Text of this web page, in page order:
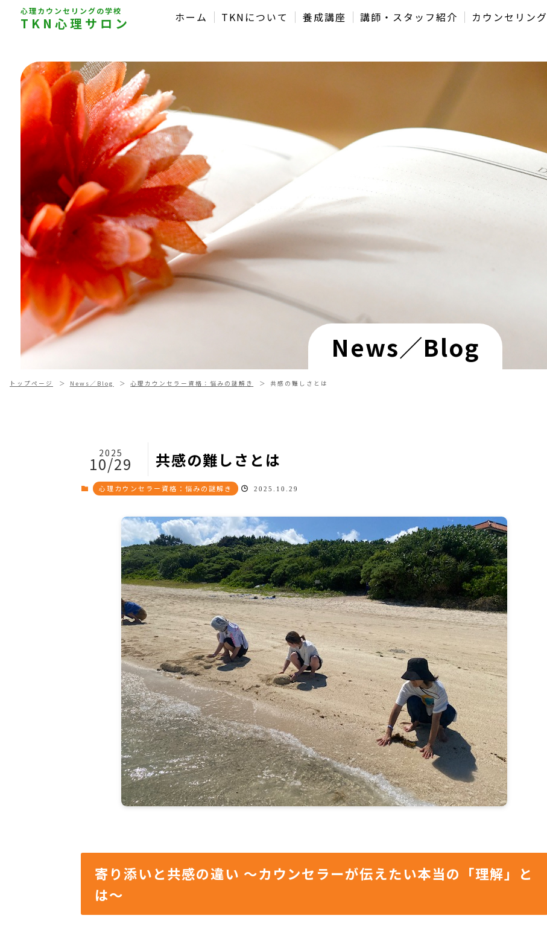
心理カウンセリングの学校
TKN心理サロン ホーム TKNについて 養成講座 講師・スタッフ紹介 カウンセリング
News／Blog
トップページ News／Blog 心理カウンセラー資格：悩みの謎解き 共感の難しさとは
共感の難しさとは
2025
10/29
心理カウンセラー資格：悩みの謎解き 2025.10.29
寄り添いと共感の違い 〜カウンセラーが伝えたい本当の「理解」と
は〜